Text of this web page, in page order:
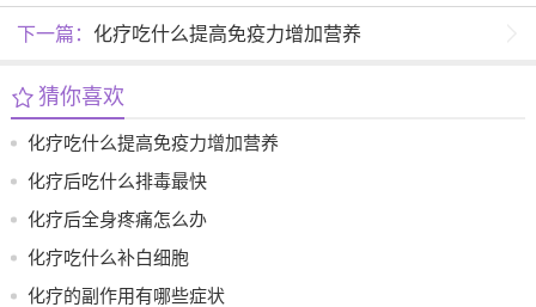
下一篇： 化疗吃什么提高免疫力增加营养
猜你喜欢
化疗吃什么提高免疫力增加营养
化疗后吃什么排毒最快
化疗后全身疼痛怎么办
化疗吃什么补白细胞
化疗的副作用有哪些症状